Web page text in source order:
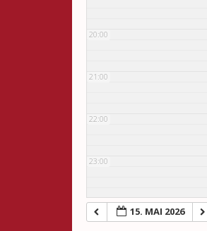
20:00
21:00
22:00
23:00
15. MAI 2026